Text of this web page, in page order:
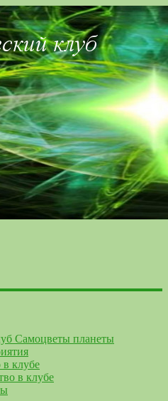
Самоцветы планеты
в клубе
в клубе